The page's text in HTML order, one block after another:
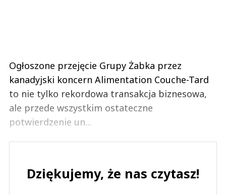
Ogłoszone przejęcie Grupy Żabka przez
kanadyjski koncern Alimentation Couche-Tard
to nie tylko rekordowa transakcja biznesowa,
ale przede wszystkim ostateczne
potwierdzenie un...
Dziękujemy, że nas czytasz!